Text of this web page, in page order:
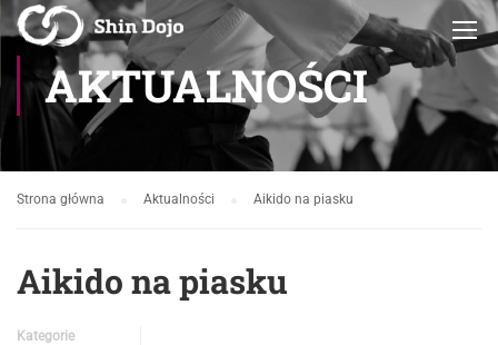
AKTUALNOŚCI
Strona główna Aktualności Aikido na piasku
Aikido na piasku
Kategorie